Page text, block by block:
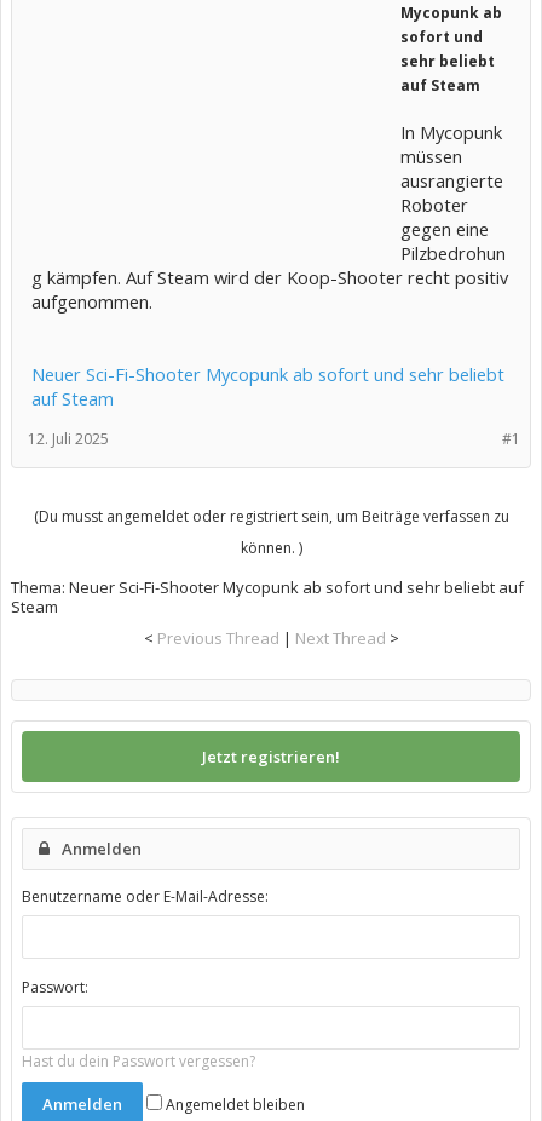
Mycopunk ab
sofort und
sehr beliebt
auf Steam
In Mycopunk
müssen
ausrangierte
Roboter
gegen eine
Pilzbedrohun
g kämpfen. Auf Steam wird der Koop-Shooter recht positiv
aufgenommen.
Neuer Sci-Fi-Shooter Mycopunk ab sofort und sehr beliebt
auf Steam
#1
12. Juli 2025
(Du musst angemeldet oder registriert sein, um Beiträge verfassen zu
können. )
Thema: Neuer Sci-Fi-Shooter Mycopunk ab sofort und sehr beliebt auf
Steam
< Previous Thread | Next Thread >
Jetzt registrieren!
Anmelden
Benutzername oder E-Mail-Adresse:
Passwort:
Hast du dein Passwort vergessen?
Angemeldet bleiben